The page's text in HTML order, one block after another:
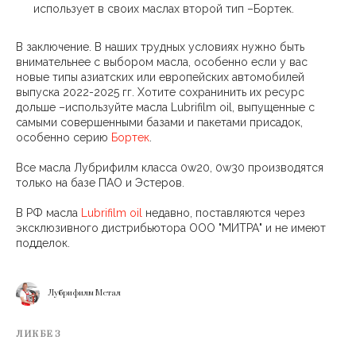
использует в своих маслах второй тип –Бортек.
В заключение. В наших трудных условиях нужно быть
внимательнее с выбором масла, особенно если у вас
новые типы азиатских или европейских автомобилей
выпуска 2022-2025 гг. Хотите сохранинить их ресурс
дольше –используйте масла Lubrifilm oil, выпущенные с
самыми совершенными базами и пакетами присадок,
особенно серию Бортек
Все масла Лубрифилм класса 0w20, 0w30 производятся
только на базе ПАО и Эстеров.
В РФ масла Lubrifilm oil недавно, поставляются через
эксклюзивного дистрибьютора ООО "МИТРА" и не имеют
подделок.
Лубрифилм Метал
ЛИКБЕЗ